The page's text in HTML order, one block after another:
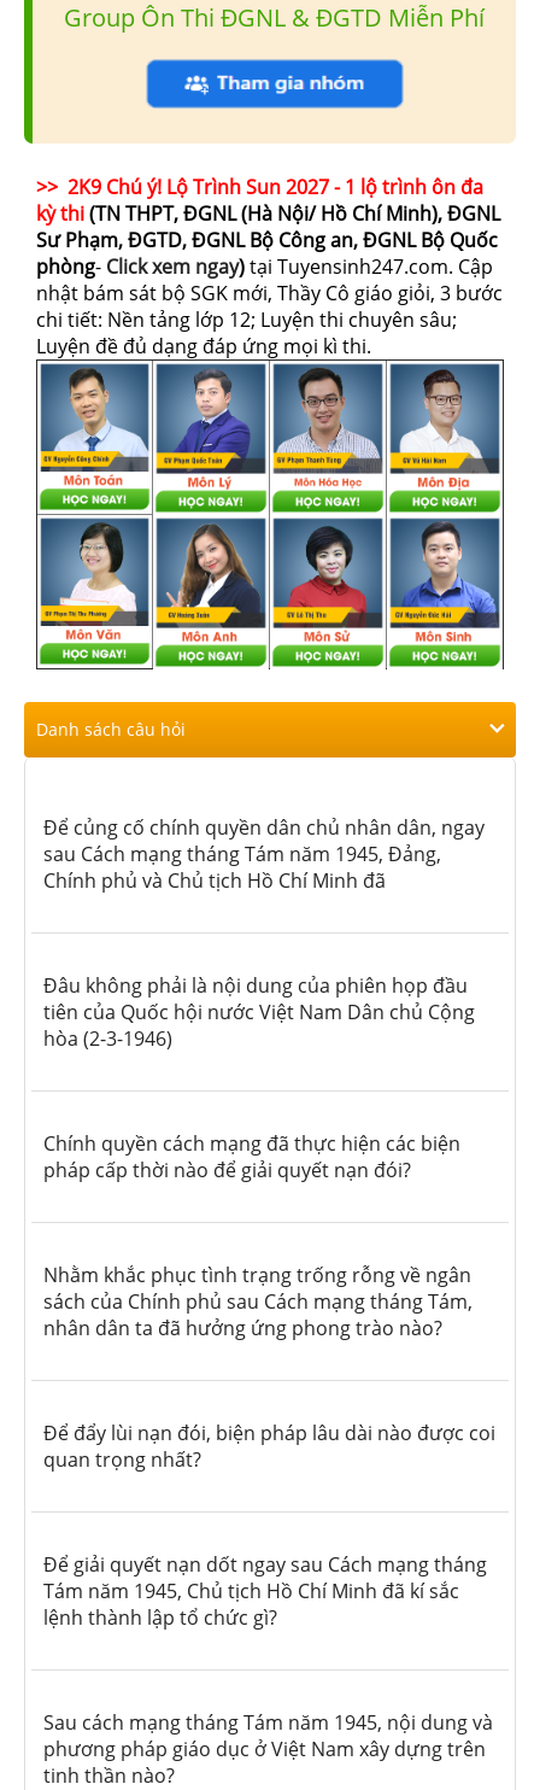
Group Ôn Thi ĐGNL & ĐGTD Miễn Phí
>> 2K9 Chú ý! Lộ Trình Sun 2027 - 1 lộ trình ôn đa
kỳ thi(TN THPT, ĐGNL (Hà Nội/ Hồ Chí Minh), ĐGNL
Sư Phạm, ĐGTD, ĐGNL Bộ Công an, ĐGNL Bộ Quốc
phòng- Click xem ngay)tại Tuyensinh247.com. Cập
nhật bám sát bộ SGK mới, Thầy Cô giáo giỏi, 3 bước
chi tiết: Nền tảng lớp 12; Luyện thi chuyên sâu;
Luyện đề đủ dạng đáp ứng mọi kì thi.
Danh sách câu hỏi
Để củng cố chính quyền dân chủ nhân dân, ngay
sau Cách mạng tháng Tám năm 1945, Đảng,
Chính phủ và Chủ tịch Hồ Chí Minh đã
Đâu không phải là nội dung của phiên họp đầu
tiên của Quốc hội nước Việt Nam Dân chủ Cộng
hòa (2-3-1946)
Chính quyền cách mạng đã thực hiện các biện
pháp cấp thời nào để giải quyết nạn đói?
Nhằm khắc phục tình trạng trống rỗng về ngân
sách của Chính phủ sau Cách mạng tháng Tám,
nhân dân ta đã hưởng ứng phong trào nào?
Để đẩy lùi nạn đói, biện pháp lâu dài nào được coi
quan trọng nhất?
Để giải quyết nạn dốt ngay sau Cách mạng tháng
Tám năm 1945, Chủ tịch Hồ Chí Minh đã kí sắc
lệnh thành lập tổ chức gì?
Sau cách mạng tháng Tám năm 1945, nội dung và
phương pháp giáo dục ở Việt Nam xây dựng trên
tinh thần nào?